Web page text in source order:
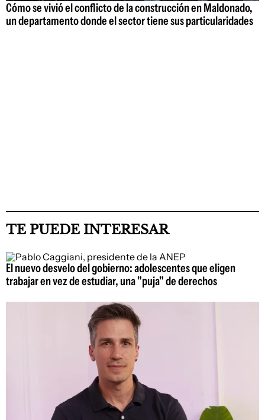
Cómo se vivió el conflicto de la construcción en Maldonado,
un departamento donde el sector tiene sus particularidades
TE PUEDE INTERESAR
El nuevo desvelo del gobierno: adolescentes que eligen
trabajar en vez de estudiar, una "puja" de derechos